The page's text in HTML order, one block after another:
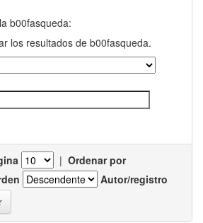
b00fasqueda:
los resultados de b00fasqueda.
| Ordenar por
Autor/registro